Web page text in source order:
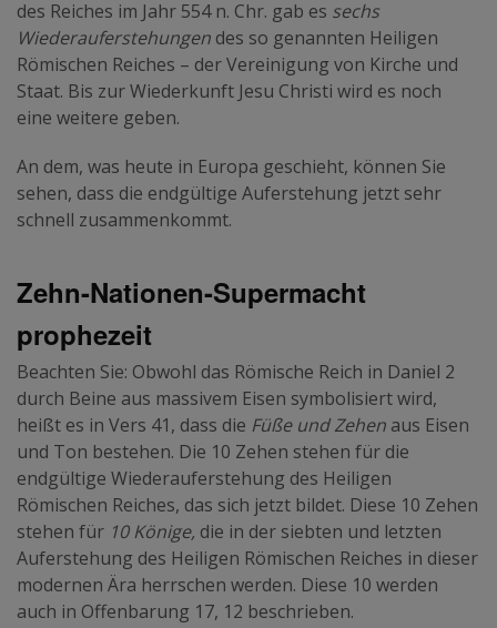
des Reiches im Jahr 554 n. Chr. gab es sechs
Wiederauferstehungen des so genannten Heiligen
Römischen Reiches – der Vereinigung von Kirche und
Staat. Bis zur Wiederkunft Jesu Christi wird es noch
eine weitere geben.
An dem, was heute in Europa geschieht, können Sie
sehen, dass die endgültige Auferstehung jetzt sehr
schnell zusammenkommt.
Zehn-Nationen-Supermacht
prophezeit
Beachten Sie: Obwohl das Römische Reich in Daniel 2
durch Beine aus massivem Eisen symbolisiert wird,
heißt es in Vers 41, dass die Füße und Zehen aus Eisen
und Ton bestehen. Die 10 Zehen stehen für die
endgültige Wiederauferstehung des Heiligen
Römischen Reiches, das sich jetzt bildet. Diese 10 Zehen
stehen für 10 Könige, die in der siebten und letzten
Auferstehung des Heiligen Römischen Reiches in dieser
modernen Ära herrschen werden. Diese 10 werden
auch in Offenbarung 17, 12 beschrieben.